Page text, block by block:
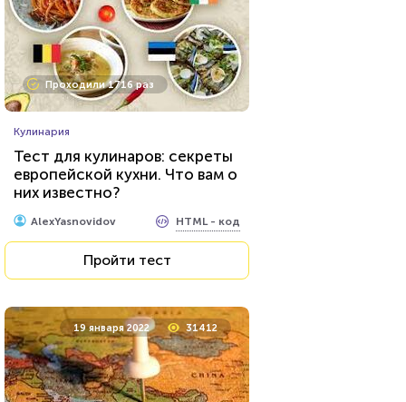
Проходили 1716 раз
Кулинария
Тест для кулинаров: секреты
европейской кухни. Что вам о
них известно?
AlexYasnovidov HTML - код
Пройти тест
19 января 2022 31412